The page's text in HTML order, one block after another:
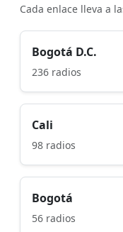
Cada enlace lleva a
Bogotá D.C.
236 radios
Cali
98 radios
Bogotá
56 radios